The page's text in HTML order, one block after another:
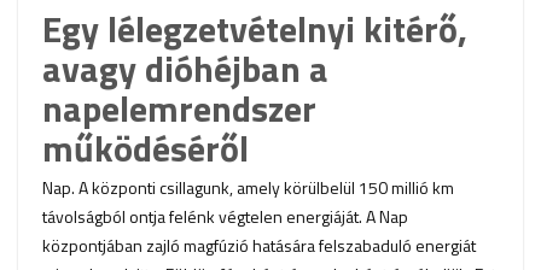
Egy lélegzetvételnyi kitérő,
avagy dióhéjban a
napelemrendszer
működéséről
Nap. A központi csillagunk, amely körülbelül 150 millió km
távolságból ontja felénk végtelen energiáját. A Nap
központjában zajló magfúzió hatására felszabaduló energiát